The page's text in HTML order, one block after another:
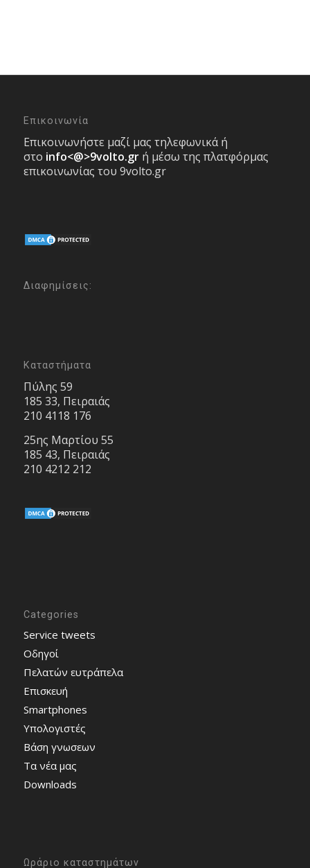
Επικοινωνία
Επικοινωνήστε μαζί μας τηλεφωνικά ή
στο info<@>9volto.gr ή μέσω της πλατφόρμας
επικοινωνίας του 9volto.gr
Διαφημίσεις:
Καταστήματα
Πύλης 59
185 33, Πειραιάς
210 4118 176
25ης Μαρτίου 55
185 43, Πειραιάς
210 4212 212
Categories
Service tweets
Οδηγοί
Πελατών ευτράπελα
Επισκευή
Smartphones
Υπολογιστές
Bάση γνωσεων
Τα νέα μας
Downloads
Ωράριο καταστημάτων